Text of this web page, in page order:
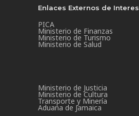
Enlaces Externos de Interes
PICA
Ministerio de Finanzas
Ministerio de Turismo
Ministerio de Salud
Ministerio de Justicia
Ministerio de Cultura
Transporte y Minería
Aduana de Jamaica